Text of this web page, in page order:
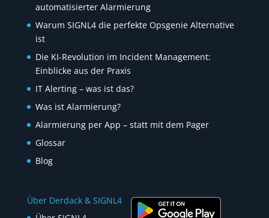
automatisierter Alarmierung
Warum SIGNL4 die perfekte Opsgenie Alternative
ist
Die KI-Revolution im Incident Management:
Einblicke aus der Praxis
IT Alerting – was ist das?
Was ist Alarmierung?
Alarmierung per App – statt mit dem Pager
Glossar
Blog
Über Derdack & SIGNL4